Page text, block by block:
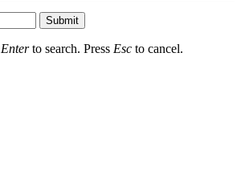
Submit
Enterto search. Press Esc to cancel.